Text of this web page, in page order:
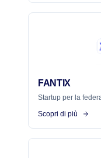
FANTIX
Startup per la
Scopri di più